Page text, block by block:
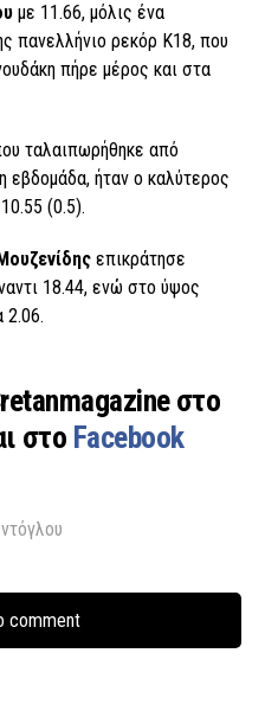
με 11.66, μόλις ένα
πανελλήνιο ρεκόρ Κ18, που
πήρε μέρος και στα
ταλαιπωρήθηκε από
εβδομάδα, ήταν ο καλύτερος
(0.5).
επικράτησε
18.44, ενώ στο ύψος
2.06.
στο
στο Facebook
comment